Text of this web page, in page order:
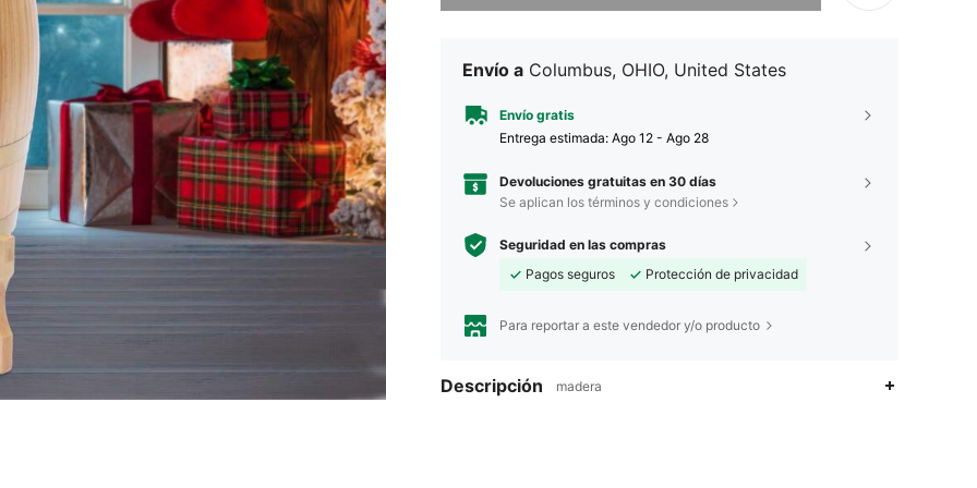
Envío a Columbus, OHIO, United States
Envío gratis
Entrega estimada: Ago 12 - Ago 28
Devoluciones gratuitas en 30 días
Se aplican los términos y condiciones
Seguridad en las compras
Pagos seguros
Protección de privacidad
Para reportar a este vendedor y/o producto
Descripción madera